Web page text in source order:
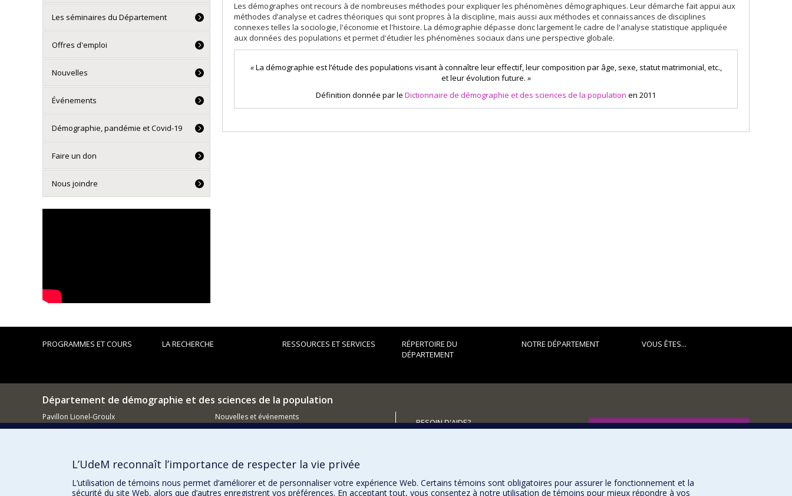
Les démographes ont recours à de nombreuses méthodes pour expliquer les phénomènes démographiques. Leur démarche fait appui aux
méthodes d’analyse et cadres théoriques qui sont propres à la discipline, mais aussi aux méthodes et connaissances de disciplines
connexes telles la sociologie, l'économie et l'histoire. La démographie dépasse donc largement le cadre de l'analyse statistique appliquée
aux données des populations et permet d'étudier les phénomènes sociaux dans une perspective globale.
«La démographie est l’étude des populations visant à connaître leur effectif, leur composition par âge, sexe, statut matrimonial, etc.,
et leur évolution future. »
Définition donnée par le Dictionnaire de démographie et des sciences de la population en 2011
Les séminaires du Département
Offres d'emploi
Nouvelles
Événements
Démographie, pandémie et Covid-19
Faire un don
Nous joindre
PROGRAMMES ET COURS LA RECHERCHE RESSOURCES ET SERVICES
RÉPERTOIRE DU
DÉPARTEMENT
NOTRE DÉPARTEMENT VOUS ÊTES...
Département de démographie et des sciences de la population
Pavillon Lionel-Groulx
3150, rue Jean-Brillant
514 343-6610
Nouvelles et événements
BESOIN D'AIDE?
FACULTÉ DES ARTS ET DES SCIENCES
Nos programmes et cours
L’UdeM reconnaît l’importance de respecter la vie privée
L’utilisation de témoins nous permet d’améliorer et de personnaliser votre expérience Web. Certains témoins sont obligatoires pour assurer le fonctionnement et la
sécurité du site Web, alors que d’autres enregistrent vos préférences. En acceptant tout, vous consentez à notre utilisation de témoins pour mieux répondre à vos